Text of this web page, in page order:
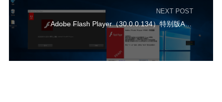
NEXT POST
Adobe Flash Player（30.0.0.134）特别版AX/NP/PP